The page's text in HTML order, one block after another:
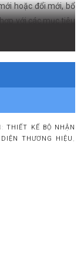
hoặc đổi mới, bổ
với các mục tiêu
THIẾT KẾ BỘ NHẬN
THƯƠNG HIỆU ,